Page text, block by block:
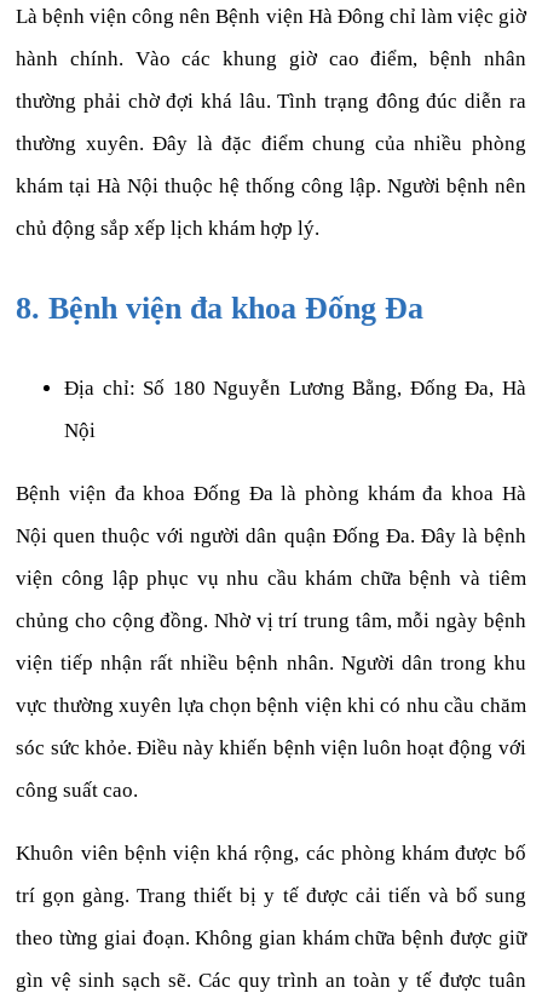
Là bệnh viện công nên Bệnh viện Hà Đông chỉ làm việc giờ
hành chính. Vào các khung giờ cao điểm, bệnh nhân
thường phải chờ đợi khá lâu. Tình trạng đông đúc diễn ra
thường xuyên. Đây là đặc điểm chung của nhiều phòng
khám tại Hà Nội thuộc hệ thống công lập. Người bệnh nên
chủ động sắp xếp lịch khám hợp lý.
8. Bệnh viện đa khoa Đống Đa
Địa chỉ: Số 180 Nguyễn Lương Bằng, Đống Đa, Hà
Nội
Bệnh viện đa khoa Đống Đa là phòng khám đa khoa Hà
Nội quen thuộc với người dân quận Đống Đa. Đây là bệnh
viện công lập phục vụ nhu cầu khám chữa bệnh và tiêm
chủng cho cộng đồng. Nhờ vị trí trung tâm, mỗi ngày bệnh
viện tiếp nhận rất nhiều bệnh nhân. Người dân trong khu
vực thường xuyên lựa chọn bệnh viện khi có nhu cầu chăm
sóc sức khỏe. Điều này khiến bệnh viện luôn hoạt động với
công suất cao.
Khuôn viên bệnh viện khá rộng, các phòng khám được bố
trí gọn gàng. Trang thiết bị y tế được cải tiến và bổ sung
theo từng giai đoạn. Không gian khám chữa bệnh được giữ
gìn vệ sinh sạch sẽ. Các quy trình an toàn y tế được tuân